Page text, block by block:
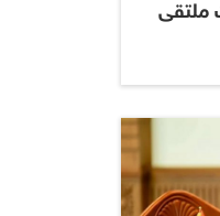
ملتقى